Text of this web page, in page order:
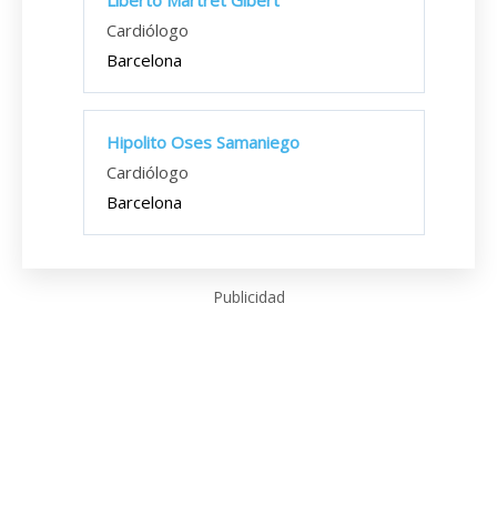
Cardiólogo
Barcelona
Hipolito Oses Samaniego
Cardiólogo
Barcelona
Publicidad